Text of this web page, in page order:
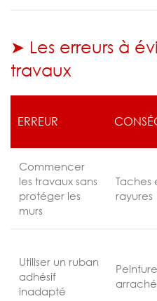
➤ Les erreurs à
travaux
ERREUR
Commencer
les travaux sans
protéger les
murs
Taches
rayures
Utiliser un ruban
adhésif
inadapté
Peinture